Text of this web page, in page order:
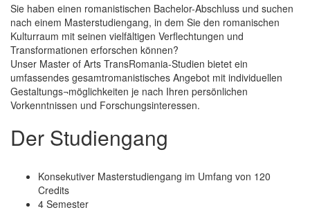
Sie haben einen romanistischen Bachelor-Abschluss und suchen
nach einem Masterstudiengang, in dem Sie den romanischen
Kulturraum mit seinen vielfältigen Verflechtungen und
Transformationen erforschen können?
Unser Master of Arts TransRomania-Studien bietet ein
umfassendes gesamtromanistisches Angebot mit individuellen
Gestaltungs¬möglichkeiten je nach Ihren persönlichen
Vorkenntnissen und Forschungsinteressen.
Der Studiengang
Konsekutiver Masterstudiengang im Umfang von 120
Credits
4 Semester